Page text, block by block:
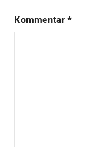
Kommentar*